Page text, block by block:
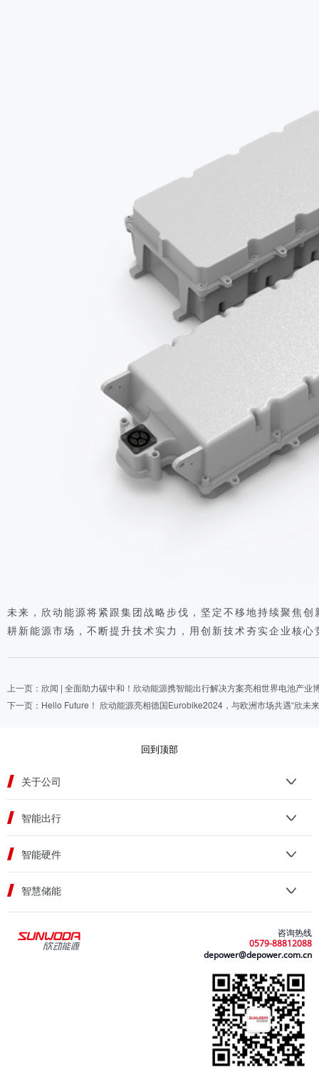
未来，欣动能源将紧跟集团战略步伐，坚定不移地持续聚焦
耕新能源市场，不断提升技术实力，用创新技术夯实企业核
上一页：欣闻 | 全面助力碳中和！欣动能源携智能出行解决方案亮相世界电池产业
下一页：Hello Future！ 欣动能源亮相德国Eurobike2024，与欧洲市场共遇“欣未
回到顶部
关于公司
智能出行
智能硬件
智慧储能
咨询热线
0579-88812088
depower@depower.com.cn